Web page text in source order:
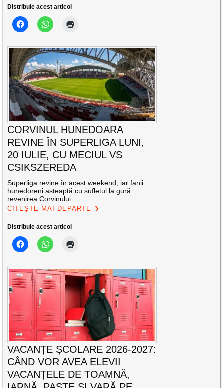
Distribuie acest articol
CORVINUL HUNEDOARA
REVINE ÎN SUPERLIGA LUNI,
20 IULIE, CU MECIUL VS
CSIKSZEREDA
Superliga revine în acest weekend, iar fanii
hunedoreni așteaptă cu sufletul la gură
revenirea Corvinului
CITEȘTE MAI DEPARTE
Distribuie acest articol
VACANȚE ȘCOLARE 2026-2027:
CÂND VOR AVEA ELEVII
VACANȚELE DE TOAMNĂ,